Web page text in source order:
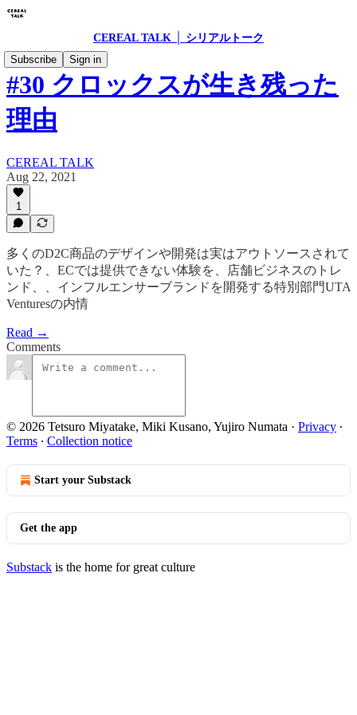
CEREAL TALK │ シリアルトーク
Subscribe
Sign in
#30 クロックスが生き残った
理由
CEREAL TALK
Aug 22, 2021
1
多くのD2C商品のデザインや開発は実はアウトソースされて
いた？、ECでは提供できない体験を、店舗ビジネスのトレ
ンド、、インフルエンサーブランドを開発する特別部門UTA
Venturesの内情
Read →
Comments
© 2026 Tetsuro Miyatake, Miki Kusano, Yujiro Numata · Privacy ∙
Terms ∙ Collection notice
Start your Substack
Get the app
Substack is the home for great culture